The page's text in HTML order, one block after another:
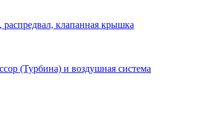
клапанная крышка
(Турбина) и воздушная система